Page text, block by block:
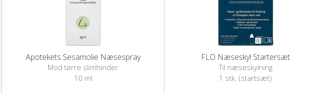
Apotekets Sesamolie Næsespray
Mod tørre slimhinder
10 ml
FLO Næseskyl Startersæt
Til næseskylning
1 stk. (startsæt)